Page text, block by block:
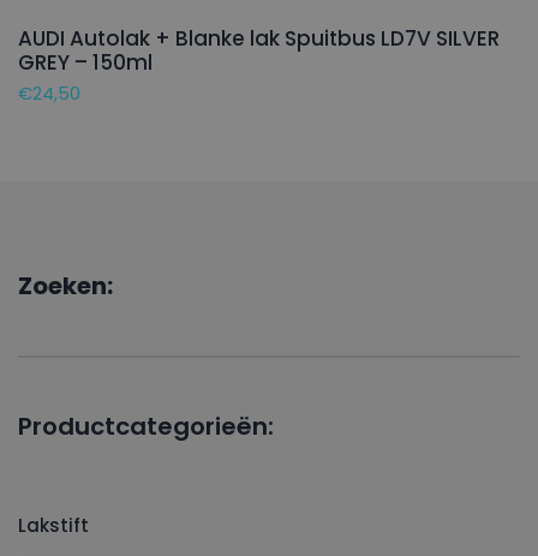
AUDI Autolak + Blanke lak Spuitbus LD7V SILVER
GREY – 150ml
€24,50
Zoeken:
Productcategorieën:
Lakstift